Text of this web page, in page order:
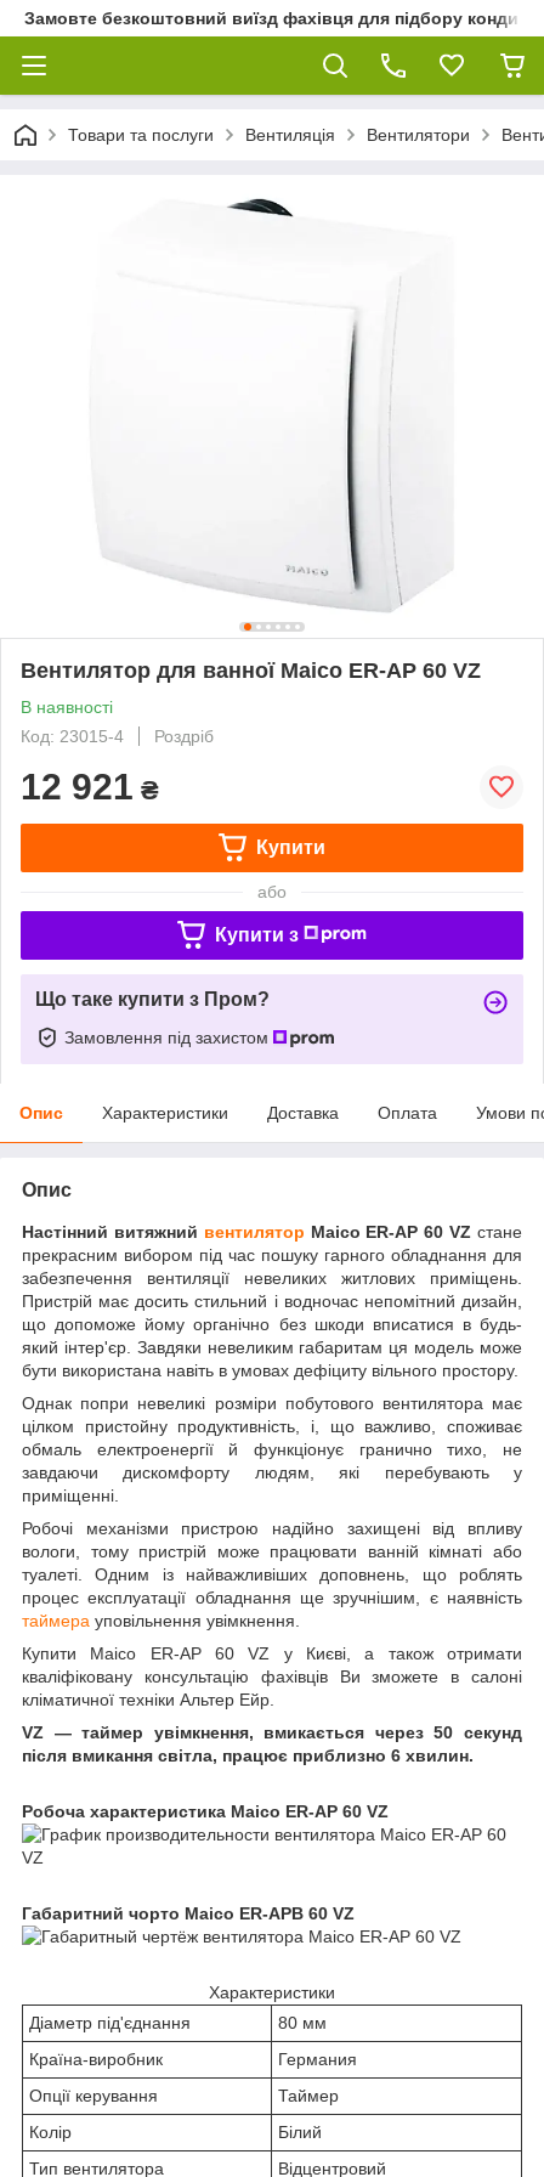
Замовте безкоштовний виїзд фахівця для підбору
Товари та послуги Вентиляція Вентилятори
Вентилятор для ванної Maico ER-AP 60 VZ
В наявності
Код: 23015-4
Роздріб
12 921 ₴
Купити
або
Купити з
Що таке купити з Пром?
Замовлення під захистом
Опис Характеристики Доставка Оплата Умови
Опис
Настінний витяжний вентилятор Maico ER-AP 60 VZ стане
прекрасним вибором під час пошуку гарного обладнання для
забезпечення вентиляції невеликих житлових приміщень.
Пристрій має досить стильний і водночас непомітний дизайн,
що допоможе йому органічно без шкоди вписатися в будь-
який інтер'єр. Завдяки невеликим габаритам ця модель може
бути використана навіть в умовах дефіциту вільного простору.
Однак попри невеликі розміри побутового вентилятора має
цілком пристойну продуктивність, і, що важливо, споживає
обмаль електроенергії й функціонує гранично тихо, не
завдаючи дискомфорту людям, які перебувають у
приміщенні.
Робочі механізми пристрою надійно захищені від впливу
вологи, тому пристрій може працювати ванній кімнаті або
туалеті. Одним із найважливіших доповнень, що роблять
процес експлуатації обладнання ще зручнішим, є наявність
таймера уповільнення увімкнення.
Купити Maico ER-AP 60 VZ у Києві, а також отримати
кваліфіковану консультацію фахівців Ви зможете в салоні
кліматичної техніки Альтер Ейр.
VZ — таймер увімкнення, вмикається через 50 секунд
після вмикання світла, працює приблизно 6 хвилин.
Робоча характеристика Maico ER-AP 60 VZ
Габаритний чорто Maico ER-APB 60 VZ
Характеристики
Діаметр під'єднання
80 мм
Країна-виробник
Германия
Опції керування
Таймер
Колір
Білий
Тип вентилятора
Відцентровий